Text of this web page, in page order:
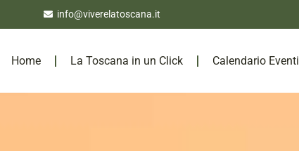
info@viverelatoscana.it
Home La Toscana in un Click Calendario Eventi